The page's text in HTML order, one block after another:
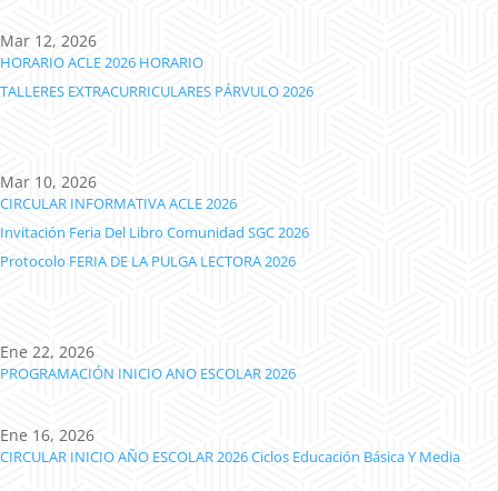
Mar 12, 2026
HORARIO ACLE 2026 HORARIO
TALLERES EXTRACURRICULARES PÁRVULO 2026
Mar 10, 2026
CIRCULAR INFORMATIVA ACLE 2026
Invitación Feria Del Libro Comunidad SGC 2026
Protocolo FERIA DE LA PULGA LECTORA 2026
Ene 22, 2026
PROGRAMACIÓN INICIO ANO ESCOLAR 2026
Ene 16, 2026
CIRCULAR INICIO AÑO ESCOLAR 2026 Ciclos Educación Básica Y Media